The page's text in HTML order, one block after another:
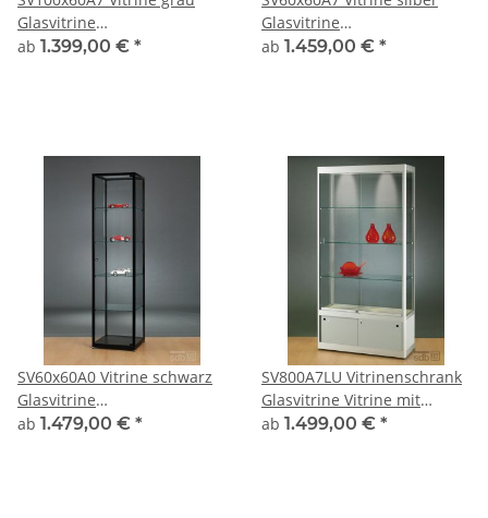
Glasvitrine
Ausstellungsvitrine
ab 1.399,00 € *
Glasvitrine
Ausstellungsvitrine
ab 1.459,00 € *
SV60x60A0 Vitrine schwarz
Glasvitrine
Ausstellungsvitrine
ab 1.479,00 € *
SV800A7LU Vitrinenschrank
Glasvitrine Vitrine mit
Unterschrank
ab 1.499,00 € *